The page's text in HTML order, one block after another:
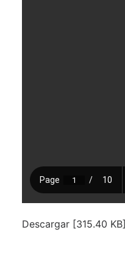
Descargar [315.40 KB]